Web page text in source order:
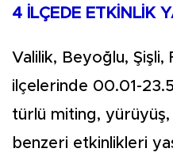
4 İLÇEDE ETKİNLİK
Valilik, Beyoğlu, Şişli,
ilçelerinde 00.01-
türlü miting, yürüyüş,
benzeri etkinlikleri